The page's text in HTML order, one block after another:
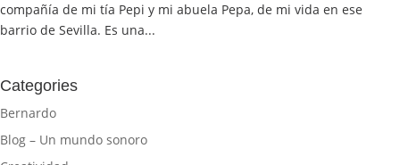
compañía de mi tía Pepi y mi abuela Pepa, de mi vida en ese
barrio de Sevilla. Es una...
Categories
Bernardo
Blog – Un mundo sonoro